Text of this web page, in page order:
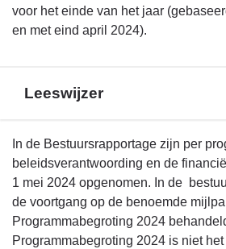
voor het einde van het jaar
en met eind april 2024).
Leeswijzer
Terug
naar
navigatie
Inleiding
en
In de Bestuursrapportage zijn per
beleidsverantwoording en de
1 mei 2024 opgenomen. In de
de voortgang op de benoemde
Programmabegroting 2024
Programmabegroting 2024 is niet